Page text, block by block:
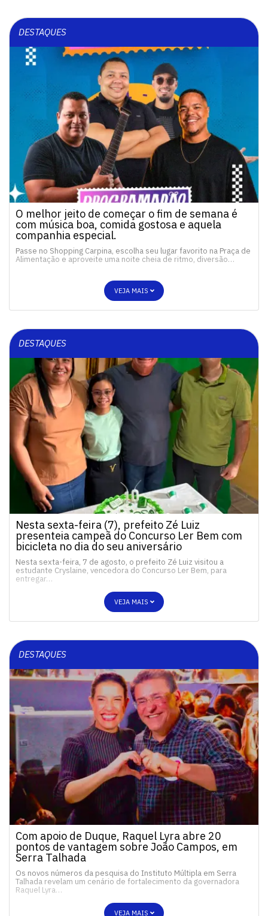
DESTAQUES
O melhor jeito de começar o fim de semana é
com música boa, comida gostosa e aquela
companhia especial.
Passe no Shopping Carpina, escolha seu lugar favorito na Praça de
Alimentação e aproveite uma noite cheia de ritmo, diversão…
VEJA MAIS
DESTAQUES
Nesta sexta-feira (7), prefeito Zé Luiz
presenteia campeã do Concurso Ler Bem com
bicicleta no dia do seu aniversário
Nesta sexta-feira, 7 de agosto, o prefeito Zé Luiz visitou a
estudante Cryslaine, vencedora do Concurso Ler Bem, para
entregar…
VEJA MAIS
DESTAQUES
Com apoio de Duque, Raquel Lyra abre 20
pontos de vantagem sobre João Campos, em
Serra Talhada
Os novos números da pesquisa do Instituto Múltipla em Serra
Talhada revelam um cenário de fortalecimento da governadora
Raquel Lyra…
VEJA MAIS